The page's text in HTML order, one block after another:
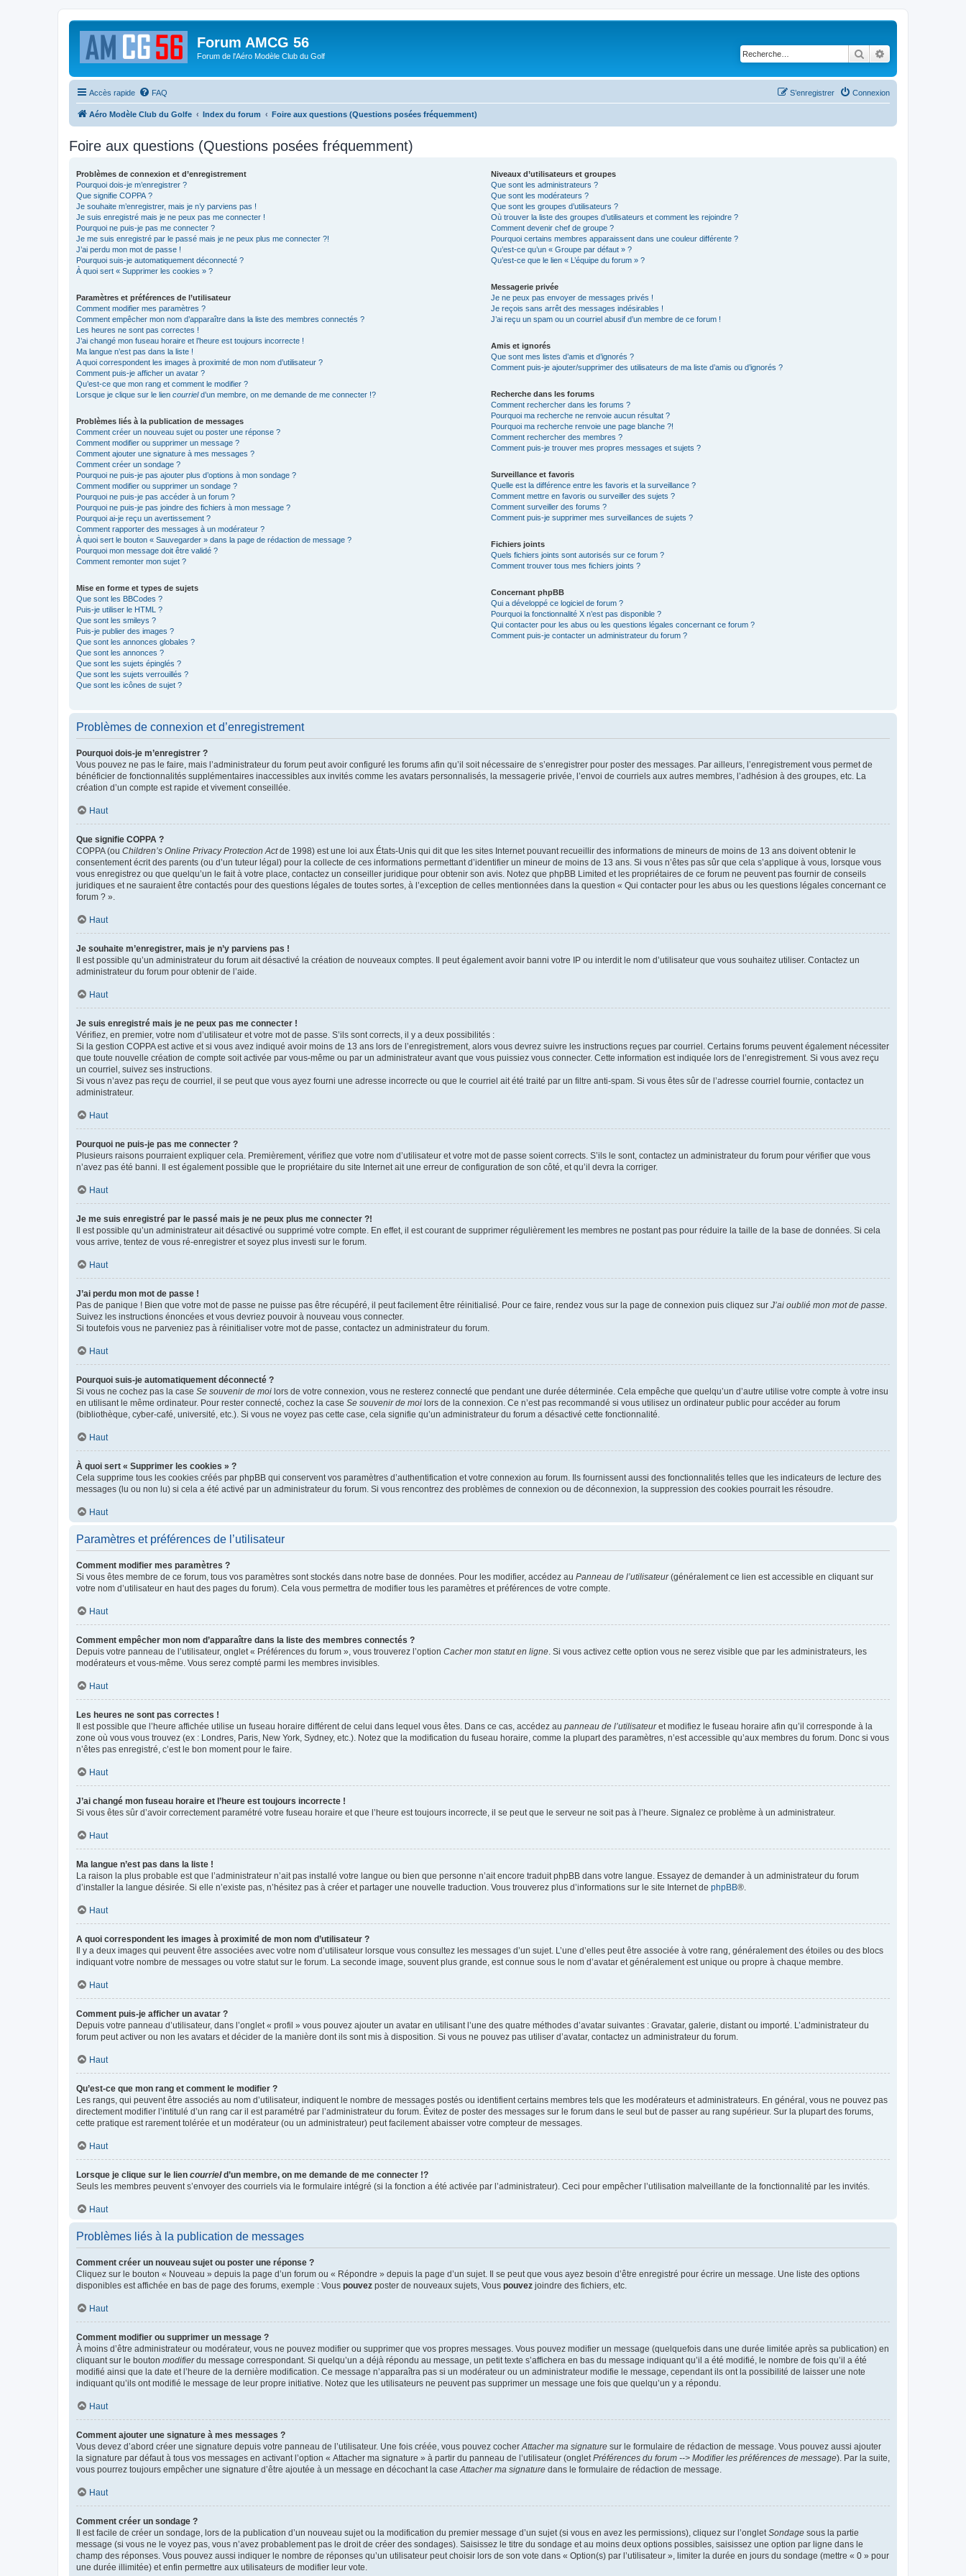
Forum AMCG 56
Forum de l'Aéro Modèle Club du Golf Rechercher
Accès rapide FAQ Connexion
S’enregistrer
Aéro Modèle Club du Golfe Index du forum Foire aux questions (Questions posées fréquemment)
Foire aux questions (Questions posées fréquemment)
Problèmes de connexion et d’enregistrement
Pourquoi dois-je m’enregistrer ?
Que signifie COPPA ?
Je souhaite m’enregistrer, mais je n’y parviens pas !
Je suis enregistré mais je ne peux pas me connecter !
Pourquoi ne puis-je pas me connecter ?
Je me suis enregistré par le passé mais je ne peux plus me connecter ?!
J’ai perdu mon mot de passe !
Pourquoi suis-je automatiquement déconnecté ?
À quoi sert « Supprimer les cookies » ?
Paramètres et préférences de l’utilisateur
Comment modifier mes paramètres ?
Comment empêcher mon nom d’apparaître dans la liste des membres connectés ?
Les heures ne sont pas correctes !
J’ai changé mon fuseau horaire et l’heure est toujours incorrecte !
Ma langue n’est pas dans la liste !
A quoi correspondent les images à proximité de mon nom d’utilisateur ?
Comment puis-je afficher un avatar ?
Qu’est-ce que mon rang et comment le modifier ?
Lorsque je clique sur le lien courrield’un membre, on me demande de me connecter !?
Problèmes liés à la publication de messages
Comment créer un nouveau sujet ou poster une réponse ?
Comment modifier ou supprimer un message ?
Comment ajouter une signature à mes messages ?
Comment créer un sondage ?
Pourquoi ne puis-je pas ajouter plus d’options à mon sondage ?
Comment modifier ou supprimer un sondage ?
Pourquoi ne puis-je pas accéder à un forum ?
Pourquoi ne puis-je pas joindre des fichiers à mon message ?
Pourquoi ai-je reçu un avertissement ?
Comment rapporter des messages à un modérateur ?
À quoi sert le bouton « Sauvegarder » dans la page de rédaction de message ?
Pourquoi mon message doit être validé ?
Comment remonter mon sujet ?
Mise en forme et types de sujets
Que sont les BBCodes ?
Puis-je utiliser le HTML ?
Que sont les smileys ?
Puis-je publier des images ?
Que sont les annonces globales ?
Que sont les annonces ?
Que sont les sujets épinglés ?
Que sont les sujets verrouillés ?
Que sont les icônes de sujet ?
Niveaux d’utilisateurs et groupes
Que sont les administrateurs ?
Que sont les modérateurs ?
Que sont les groupes d’utilisateurs ?
Où trouver la liste des groupes d’utilisateurs et comment les rejoindre ?
Comment devenir chef de groupe ?
Pourquoi certains membres apparaissent dans une couleur différente ?
Qu’est-ce qu’un « Groupe par défaut » ?
Qu’est-ce que le lien « L’équipe du forum » ?
Messagerie privée
Je ne peux pas envoyer de messages privés !
Je reçois sans arrêt des messages indésirables !
J’ai reçu un spam ou un courriel abusif d’un membre de ce forum !
Amis et ignorés
Que sont mes listes d’amis et d’ignorés ?
Comment puis-je ajouter/supprimer des utilisateurs de ma liste d’amis ou d’ignorés ?
Recherche dans les forums
Comment rechercher dans les forums ?
Pourquoi ma recherche ne renvoie aucun résultat ?
Pourquoi ma recherche renvoie une page blanche ?!
Comment rechercher des membres ?
Comment puis-je trouver mes propres messages et sujets ?
Surveillance et favoris
Quelle est la différence entre les favoris et la surveillance ?
Comment mettre en favoris ou surveiller des sujets ?
Comment surveiller des forums ?
Comment puis-je supprimer mes surveillances de sujets ?
Fichiers joints
Quels fichiers joints sont autorisés sur ce forum ?
Comment trouver tous mes fichiers joints ?
Concernant phpBB
Qui a développé ce logiciel de forum ?
Pourquoi la fonctionnalité X n’est pas disponible ?
Qui contacter pour les abus ou les questions légales concernant ce forum ?
Comment puis-je contacter un administrateur du forum ?
Problèmes de connexion et d’enregistrement
Pourquoi dois-je m’enregistrer ?
Vous pouvez ne pas le faire, mais l’administrateur du forum peut avoir configuré les forums afin qu’il soit nécessaire de s’enregistrer pour poster des messages. Par ailleurs, l’enregistrement vous permet de
bénéficier de fonctionnalités supplémentaires inaccessibles aux invités comme les avatars personnalisés, la messagerie privée, l’envoi de courriels aux autres membres, l’adhésion à des groupes, etc. La
création d’un compte est rapide et vivement conseillée.
Haut
Que signifie COPPA ?
COPPA (ou Children’s Online Privacy Protection Actde 1998) est une loi aux États-Unis qui dit que les sites Internet pouvant recueillir des informations de mineurs de moins de 13 ans doivent obtenir le
consentement écrit des parents (ou d’un tuteur légal) pour la collecte de ces informations permettant d’identifier un mineur de moins de 13 ans. Si vous n’êtes pas sûr que cela s’applique à vous, lorsque vous
vous enregistrez ou que quelqu’un le fait à votre place, contactez un conseiller juridique pour obtenir son avis. Notez que phpBB Limited et les propriétaires de ce forum ne peuvent pas fournir de conseils
juridiques et ne sauraient être contactés pour des questions légales de toutes sortes, à l’exception de celles mentionnées dans la question « Qui contacter pour les abus ou les questions légales concernant ce
forum ? ».
Haut
Je souhaite m’enregistrer, mais je n’y parviens pas !
Il est possible qu’un administrateur du forum ait désactivé la création de nouveaux comptes. Il peut également avoir banni votre IP ou interdit le nom d’utilisateur que vous souhaitez utiliser. Contactez un
administrateur du forum pour obtenir de l’aide.
Haut
Je suis enregistré mais je ne peux pas me connecter !
Vérifiez, en premier, votre nom d’utilisateur et votre mot de passe. S’ils sont corrects, il y a deux possibilités :
Si la gestion COPPA est active et si vous avez indiqué avoir moins de 13 ans lors de l’enregistrement, alors vous devrez suivre les instructions reçues par courriel. Certains forums peuvent également nécessiter
que toute nouvelle création de compte soit activée par vous-même ou par un administrateur avant que vous puissiez vous connecter. Cette information est indiquée lors de l’enregistrement. Si vous avez reçu
un courriel, suivez ses instructions.
Si vous n’avez pas reçu de courriel, il se peut que vous ayez fourni une adresse incorrecte ou que le courriel ait été traité par un filtre anti-spam. Si vous êtes sûr de l’adresse courriel fournie, contactez un
administrateur.
Haut
Pourquoi ne puis-je pas me connecter ?
Plusieurs raisons pourraient expliquer cela. Premièrement, vérifiez que votre nom d’utilisateur et votre mot de passe soient corrects. S’ils le sont, contactez un administrateur du forum pour vérifier que vous
n’avez pas été banni. Il est également possible que le propriétaire du site Internet ait une erreur de configuration de son côté, et qu’il devra la corriger.
Haut
Je me suis enregistré par le passé mais je ne peux plus me connecter ?!
Il est possible qu’un administrateur ait désactivé ou supprimé votre compte. En effet, il est courant de supprimer régulièrement les membres ne postant pas pour réduire la taille de la base de données. Si cela
vous arrive, tentez de vous ré-enregistrer et soyez plus investi sur le forum.
Haut
J’ai perdu mon mot de passe !
Pas de panique ! Bien que votre mot de passe ne puisse pas être récupéré, il peut facilement être réinitialisé. Pour ce faire, rendez vous sur la page de connexion puis cliquez sur J’ai oublié mon mot de passe
Suivez les instructions énoncées et vous devriez pouvoir à nouveau vous connecter.
Si toutefois vous ne parveniez pas à réinitialiser votre mot de passe, contactez un administrateur du forum.
Haut
Pourquoi suis-je automatiquement déconnecté ?
Si vous ne cochez pas la case Se souvenir de moi lors de votre connexion, vous ne resterez connecté que pendant une durée déterminée. Cela empêche que quelqu’un d’autre utilise votre compte à votre insu
en utilisant le même ordinateur. Pour rester connecté, cochez la case Se souvenir de moi lors de la connexion. Ce n’est pas recommandé si vous utilisez un ordinateur public pour accéder au forum
(bibliothèque, cyber-café, université, etc.). Si vous ne voyez pas cette case, cela signifie qu’un administrateur du forum a désactivé cette fonctionnalité.
Haut
À quoi sert « Supprimer les cookies » ?
Cela supprime tous les cookies créés par phpBB qui conservent vos paramètres d’authentification et votre connexion au forum. Ils fournissent aussi des fonctionnalités telles que les indicateurs de lecture des
messages (lu ou non lu) si cela a été activé par un administrateur du forum. Si vous rencontrez des problèmes de connexion ou de déconnexion, la suppression des cookies pourrait les résoudre.
Haut
Paramètres et préférences de l’utilisateur
Comment modifier mes paramètres ?
Si vous êtes membre de ce forum, tous vos paramètres sont stockés dans notre base de données. Pour les modifier, accédez au Panneau de l’utilisateur(généralement ce lien est accessible en cliquant sur
votre nom d’utilisateur en haut des pages du forum). Cela vous permettra de modifier tous les paramètres et préférences de votre compte.
Haut
Comment empêcher mon nom d’apparaître dans la liste des membres connectés ?
Depuis votre panneau de l’utilisateur, onglet « Préférences du forum », vous trouverez l’option Cacher mon statut en ligne . Si vous activez cette option vous ne serez visible que par les administrateurs, les
modérateurs et vous-même. Vous serez compté parmi les membres invisibles.
Haut
Les heures ne sont pas correctes !
Il est possible que l’heure affichée utilise un fuseau horaire différent de celui dans lequel vous êtes. Dans ce cas, accédez au panneau de l’utilisateuret modifiez le fuseau horaire afin qu’il corresponde à la
zone où vous vous trouvez (ex : Londres, Paris, New York, Sydney, etc.). Notez que la modification du fuseau horaire, comme la plupart des paramètres, n’est accessible qu’aux membres du forum. Donc si vous
n’êtes pas enregistré, c’est le bon moment pour le faire.
Haut
J’ai changé mon fuseau horaire et l’heure est toujours incorrecte !
Si vous êtes sûr d’avoir correctement paramétré votre fuseau horaire et que l’heure est toujours incorrecte, il se peut que le serveur ne soit pas à l’heure. Signalez ce problème à un administrateur.
Haut
Ma langue n’est pas dans la liste !
La raison la plus probable est que l’administrateur n’ait pas installé votre langue ou bien que personne n’ait encore traduit phpBB dans votre langue. Essayez de demander à un administrateur du forum
d’installer la langue désirée. Si elle n’existe pas, n’hésitez pas à créer et partager une nouvelle traduction. Vous trouverez plus d’informations sur le site Internet de phpBB®.
Haut
A quoi correspondent les images à proximité de mon nom d’utilisateur ?
Il y a deux images qui peuvent être associées avec votre nom d’utilisateur lorsque vous consultez les messages d’un sujet. L’une d’elles peut être associée à votre rang, généralement des étoiles ou des blocs
indiquant votre nombre de messages ou votre statut sur le forum. La seconde image, souvent plus grande, est connue sous le nom d’avatar et généralement est unique ou propre à chaque membre.
Haut
Comment puis-je afficher un avatar ?
Depuis votre panneau d’utilisateur, dans l’onglet « profil » vous pouvez ajouter un avatar en utilisant l’une des quatre méthodes d’avatar suivantes : Gravatar, galerie, distant ou importé. L’administrateur du
forum peut activer ou non les avatars et décider de la manière dont ils sont mis à disposition. Si vous ne pouvez pas utiliser d’avatar, contactez un administrateur du forum.
Haut
Qu’est-ce que mon rang et comment le modifier ?
Les rangs, qui peuvent être associés au nom d’utilisateur, indiquent le nombre de messages postés ou identifient certains membres tels que les modérateurs et administrateurs. En général, vous ne pouvez pas
directement modifier l’intitulé d’un rang car il est paramétré par l’administrateur du forum. Évitez de poster des messages sur le forum dans le seul but de passer au rang supérieur. Sur la plupart des forums,
cette pratique est rarement tolérée et un modérateur (ou un administrateur) peut facilement abaisser votre compteur de messages.
Haut
Lorsque je clique sur le lien courrield’un membre, on me demande de me connecter !?
Seuls les membres peuvent s’envoyer des courriels via le formulaire intégré (si la fonction a été activée par l’administrateur). Ceci pour empêcher l’utilisation malveillante de la fonctionnalité par les invités.
Haut
Problèmes liés à la publication de messages
Comment créer un nouveau sujet ou poster une réponse ?
Cliquez sur le bouton « Nouveau » depuis la page d’un forum ou « Répondre » depuis la page d’un sujet. Il se peut que vous ayez besoin d’être enregistré pour écrire un message. Une liste des options
disponibles est affichée en bas de page des forums, exemple : Vous pouvez poster de nouveaux sujets, Vous pouvez joindre des fichiers, etc.
Haut
Comment modifier ou supprimer un message ?
À moins d’être administrateur ou modérateur, vous ne pouvez modifier ou supprimer que vos propres messages. Vous pouvez modifier un message (quelquefois dans une durée limitée après sa publication) en
cliquant sur le bouton modifierdu message correspondant. Si quelqu’un a déjà répondu au message, un petit texte s’affichera en bas du message indiquant qu’il a été modifié, le nombre de fois qu’il a été
modifié ainsi que la date et l’heure de la dernière modification. Ce message n’apparaîtra pas si un modérateur ou un administrateur modifie le message, cependant ils ont la possibilité de laisser une note
indiquant qu’ils ont modifié le message de leur propre initiative. Notez que les utilisateurs ne peuvent pas supprimer un message une fois que quelqu’un y a répondu.
Haut
Comment ajouter une signature à mes messages ?
Vous devez d’abord créer une signature depuis votre panneau de l’utilisateur. Une fois créée, vous pouvez cocher Attacher ma signature sur le formulaire de rédaction de message. Vous pouvez aussi ajouter
la signature par défaut à tous vos messages en activant l’option « Attacher ma signature » à partir du panneau de l’utilisateur (onglet Préférences du forum --> Modifier les préférences de message). Par la suite,
vous pourrez toujours empêcher une signature d’être ajoutée à un message en décochant la case Attacher ma signature dans le formulaire de rédaction de message.
Haut
Comment créer un sondage ?
Il est facile de créer un sondage, lors de la publication d’un nouveau sujet ou la modification du premier message d’un sujet (si vous en avez les permissions), cliquez sur l’onglet Sondage sous la partie
message (si vous ne le voyez pas, vous n’avez probablement pas le droit de créer des sondages). Saisissez le titre du sondage et au moins deux options possibles, saisissez une option par ligne dans le
champ des réponses. Vous pouvez aussi indiquer le nombre de réponses qu’un utilisateur peut choisir lors de son vote dans « Option(s) par l’utilisateur », limiter la durée en jours du sondage (mettre « 0 » pour
une durée illimitée) et enfin permettre aux utilisateurs de modifier leur vote.